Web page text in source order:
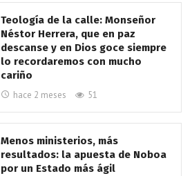
Teología de la calle: Monseñor
Néstor Herrera, que en paz
descanse y en Dios goce siempre
lo recordaremos con mucho
cariño
hace 2 meses 51
Menos ministerios, más
resultados: la apuesta de Noboa
por un Estado más ágil